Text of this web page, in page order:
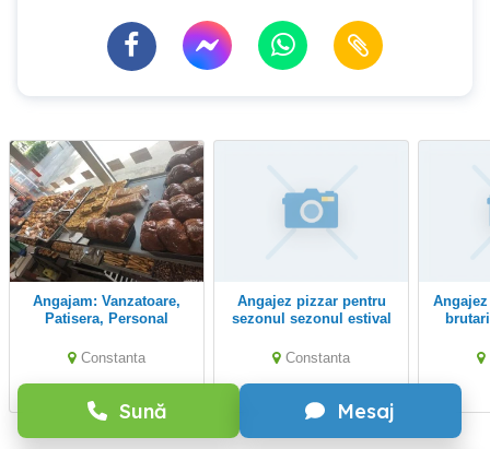
Sună Mesaj
Angajam: Vanzatoare,
Patisera, Personal
Constanta
Angajez pizzar pentru
sezonul sezonul estival
Constanta
Angajez personal pentru